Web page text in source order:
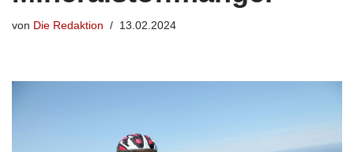
von Die Redaktion 13.02.2024